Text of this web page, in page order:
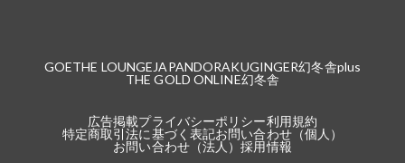
GOETHE LOUNGE JAPANDORAKUGINGER幻冬舎plus
THE GOLD ONLINE幻冬舎
広告掲載プライバシーポリシー利用規約
特定商取引法に基づく表記お問い合わせ（個人）
お問い合わせ（法人）採用情報